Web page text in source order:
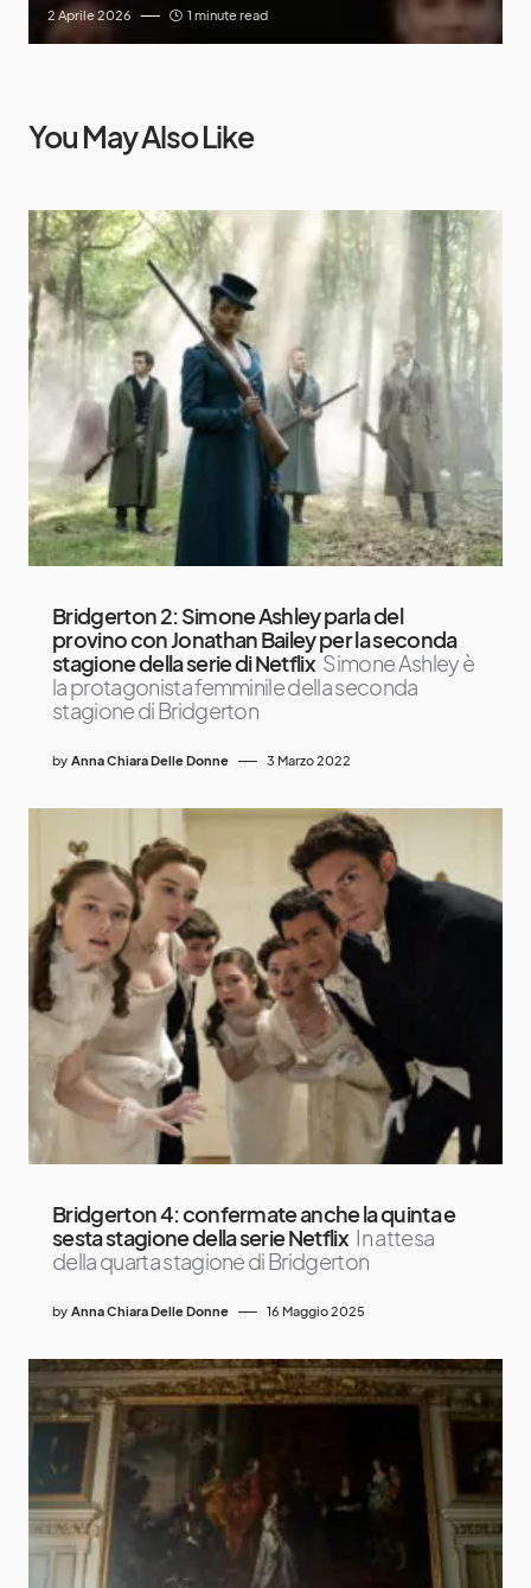
2 Aprile 2026 1 minute read
You May Also Like
Bridgerton 2: Simone Ashley parla del
provino con Jonathan Bailey per la seconda
stagione della serie di Netflix Simone Ashley è
la protagonista femminile della seconda
stagione di Bridgerton
by Anna Chiara Delle Donne 3 Marzo 2022
Bridgerton 4: confermate anche la quinta e
sesta stagione della serie Netflix In attesa
della quarta stagione di Bridgerton
by Anna Chiara Delle Donne 16 Maggio 2025